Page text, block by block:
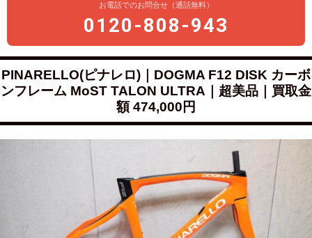
お電話でのお問合せ（通話無料）
0120-808-943
PINARELLO(ピナレロ)｜DOGMA F12 DISK カーボ
ンフレーム MoST TALON ULTRA｜超美品｜買取金
額 474,000円